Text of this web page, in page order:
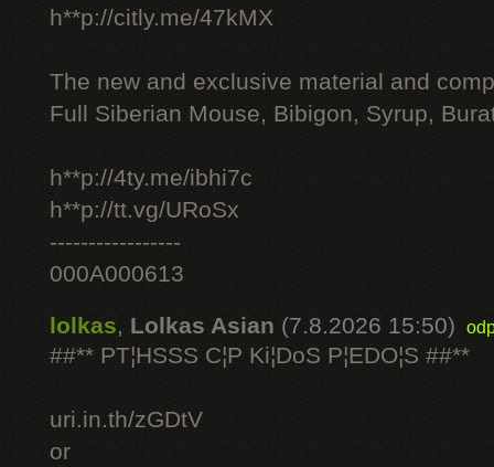
h**p://citly.me/47kMX
The new and exclusive material and
Full Siberian Mouse, Bibigon, Syrup,
h**p://4ty.me/ibhi7c
h**p://tt.vg/URoSx
-----------------
000A000613
lolkas,Lolkas Asian (7.8.2026 15:50)
##** PT¦HSSS C¦P Ki¦DoS P¦EDO¦S ##**
uri.in.th/zGDtV
or